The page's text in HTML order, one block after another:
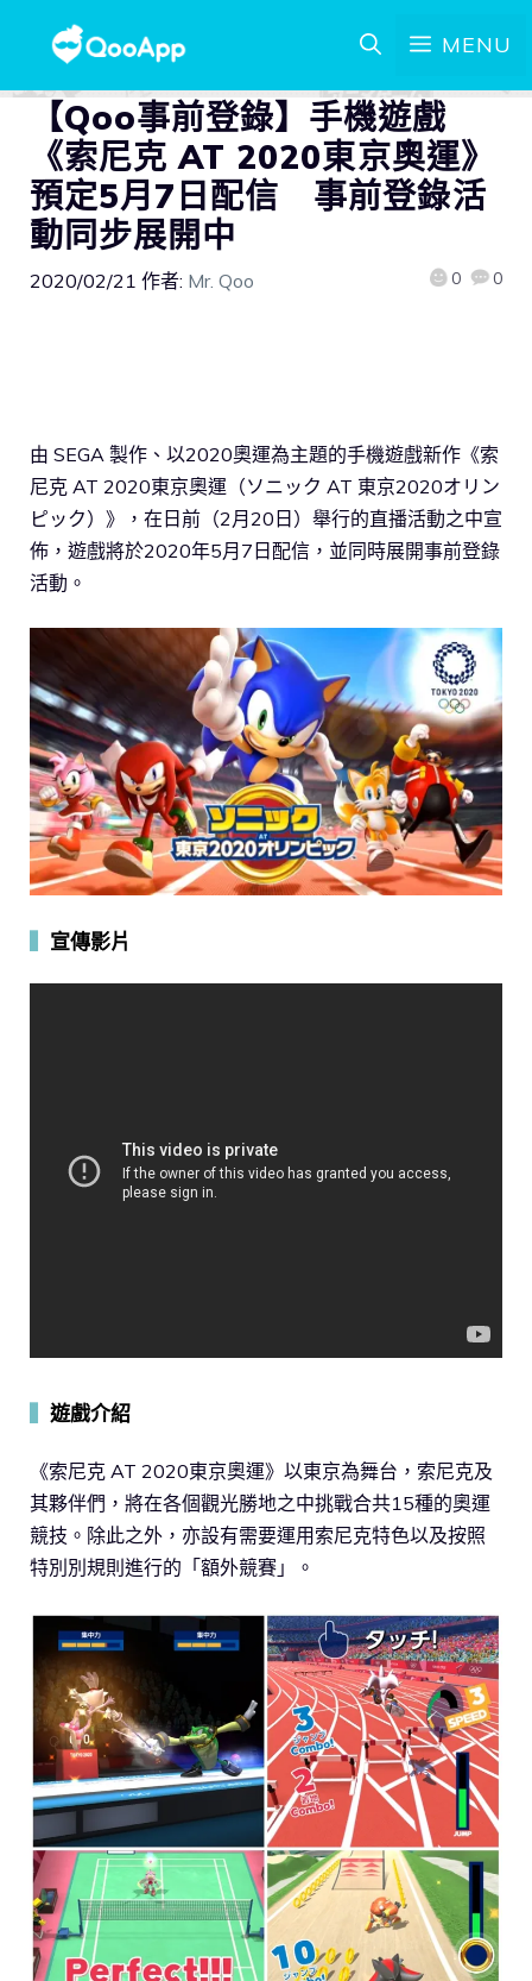
MENU
【Qoo事前登錄】手機遊戲
《索尼克 AT 2020東京奧運》
預定5月7日配信 事前登錄活
動同步展開中
2020/02/21 作者: Mr. Qoo 0 0
由 SEGA 製作、以2020奧運為主題的手機遊戲新作《索
尼克 AT 2020東京奧運（ソニック AT 東京2020オリン
ピック）》，在日前（2月20日）舉行的直播活動之中宣
佈，遊戲將於2020年5月7日配信，並同時展開事前登錄
活動。
宣傳影片
遊戲介紹
《索尼克 AT 2020東京奧運》以東京為舞台，索尼克及
其夥伴們，將在各個觀光勝地之中挑戰合共15種的奧運
競技。除此之外，亦設有需要運用索尼克特色以及按照
特別別規則進行的「額外競賽」。